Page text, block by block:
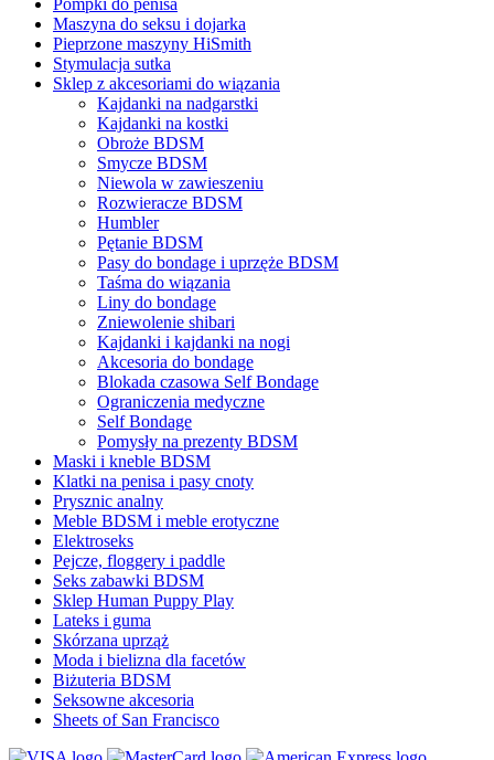
Pompki do penisa
Maszyna do seksu i dojarka
Pieprzone maszyny HiSmith
Stymulacja sutka
Sklep z akcesoriami do wiązania
Kajdanki na nadgarstki
Kajdanki na kostki
Obroże BDSM
Smycze BDSM
Niewola w zawieszeniu
Rozwieracze BDSM
Humbler
Pętanie BDSM
Pasy do bondage i uprzęże BDSM
Taśma do wiązania
Liny do bondage
Zniewolenie shibari
Kajdanki i kajdanki na nogi
Akcesoria do bondage
Blokada czasowa Self Bondage
Ograniczenia medyczne
Self Bondage
Pomysły na prezenty BDSM
Maski i kneble BDSM
Klatki na penisa i pasy cnoty
Prysznic analny
Meble BDSM i meble erotyczne
Elektroseks
Pejcze, floggery i paddle
Seks zabawki BDSM
Sklep Human Puppy Play
Lateks i guma
Skórzana uprząż
Moda i bielizna dla facetów
Biżuteria BDSM
Seksowne akcesoria
Sheets of San Francisco